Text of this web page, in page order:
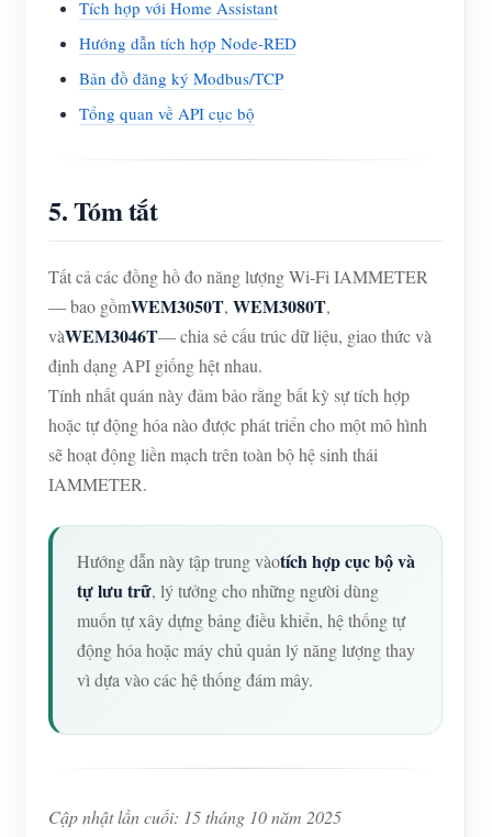
Tích hợp với Home Assistant
Hướng dẫn tích hợp Node-RED
Bản đồ đăng ký Modbus/TCP
Tổng quan về API cục bộ
5. Tóm tắt
Tất cả các đồng hồ đo năng lượng Wi-Fi IAMMETER
— bao gồmWEM3050T, WEM3080T,
vàWEM3046T— chia sẻ cấu trúc dữ liệu, giao thức và
định dạng API giống hệt nhau.
Tính nhất quán này đảm bảo rằng bất kỳ sự tích hợp
hoặc tự động hóa nào được phát triển cho một mô hình
sẽ hoạt động liền mạch trên toàn bộ hệ sinh thái
IAMMETER.
Hướng dẫn này tập trung vàotích hợp cục bộ và
tự lưu trữ, lý tưởng cho những người dùng
muốn tự xây dựng bảng điều khiển, hệ thống tự
động hóa hoặc máy chủ quản lý năng lượng thay
vì dựa vào các hệ thống đám mây.
Cập nhật lần cuối: 15 tháng 10 năm 2025